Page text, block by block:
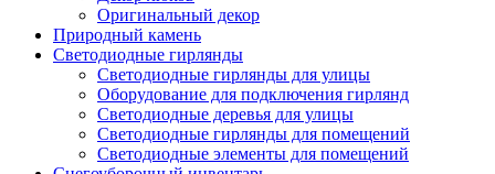
Оригинальный декор
Природный камень
Светодиодные гирлянды
Светодиодные гирлянды для улицы
Оборудование для подключения гирлянд
Светодиодные деревья для улицы
Светодиодные гирлянды для помещений
Светодиодные элементы для помещений